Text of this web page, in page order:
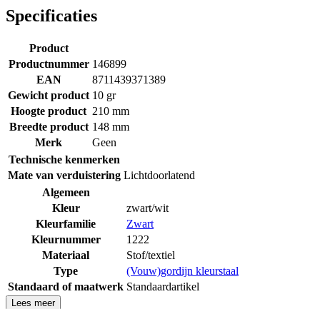
Specificaties
Product
Productnummer 146899
EAN
8711439371389
Gewicht product 10 gr
Hoogte product 210 mm
Breedte product 148 mm
Merk
Geen
Technische kenmerken
Mate van verduistering Lichtdoorlatend
Algemeen
Kleur
zwart/wit
Kleurfamilie
Zwart
Kleurnummer
1222
Materiaal
Stof/textiel
Type
(Vouw)gordijn kleurstaal
Standaard of maatwerk Standaardartikel
Lees meer